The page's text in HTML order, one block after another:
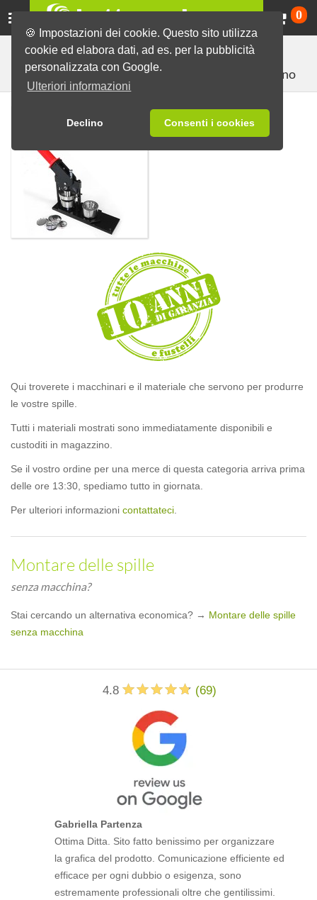
🍪 Impostazioni dei cookie. Questo sito utilizza
cookie ed elabora dati, ad es. per la pubblicità
personalizzata con Google.
Ulteriori informazioni
Declino Consenti i cookies
0
Macchine e materiali Pressa e Fustella a Mano
Pressa a Mano
Pressa a Mano
Qui troverete i macchinari e il materiale che servono per produrre
le vostre spille.
Tutti i materiali mostrati sono immediatamente disponibili e
custoditi in magazzino.
Se il vostro ordine per una merce di questa categoria arriva prima
delle ore 13:30, spediamo tutto in giornata.
Per ulteriori informazioni contattateci
Montare delle spille
senza macchina?
Stai cercando un alternativa economica? → Montare delle spille
senza macchina
4.8 (69)
Gabriella Partenza
Ottima Ditta. Sito fatto benissimo per organizzare
la grafica del prodotto. Comunicazione efficiente ed
efficace per ogni dubbio o esigenza, sono
estremamente professionali oltre che gentilissimi.